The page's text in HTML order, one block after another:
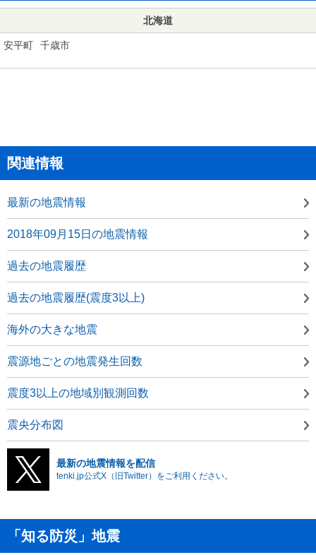
北海道
安平町 千歳市
関連情報
最新の地震情報
2018年09月15日の地震情報
過去の地震履歴
過去の地震履歴(震度3以上)
海外の大きな地震
震源地ごとの地震発生回数
震度3以上の地域別観測回数
震央分布図
最新の地震情報を配信
tenki.jp公式X（旧Twitter）をご利用ください。
「知る防災」地震